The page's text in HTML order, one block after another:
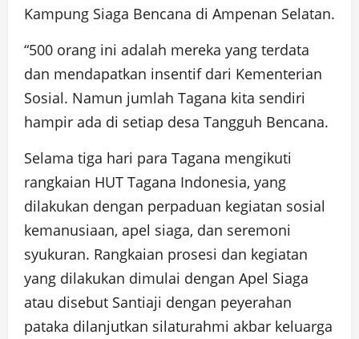
Kampung Siaga Bencana di Ampenan Selatan.
“500 orang ini adalah mereka yang terdata
dan mendapatkan insentif dari Kementerian
Sosial. Namun jumlah Tagana kita sendiri
hampir ada di setiap desa Tangguh Bencana.
Selama tiga hari para Tagana mengikuti
rangkaian HUT Tagana Indonesia, yang
dilakukan dengan perpaduan kegiatan sosial
kemanusiaan, apel siaga, dan seremoni
syukuran. Rangkaian prosesi dan kegiatan
yang dilakukan dimulai dengan Apel Siaga
atau disebut Santiaji dengan peyerahan
pataka dilanjutkan silaturahmi akbar keluarga